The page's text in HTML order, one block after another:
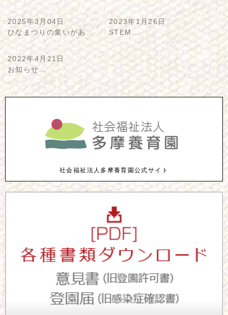
2025年3月04日
ひなまつりの集いがあ…
2023年1月26日
STEM…
2022年4月21日
お知らせ…
社会福祉法人多摩養育園公式サイト